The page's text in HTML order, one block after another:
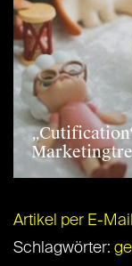
Artikel per E-
Schlagwörter: